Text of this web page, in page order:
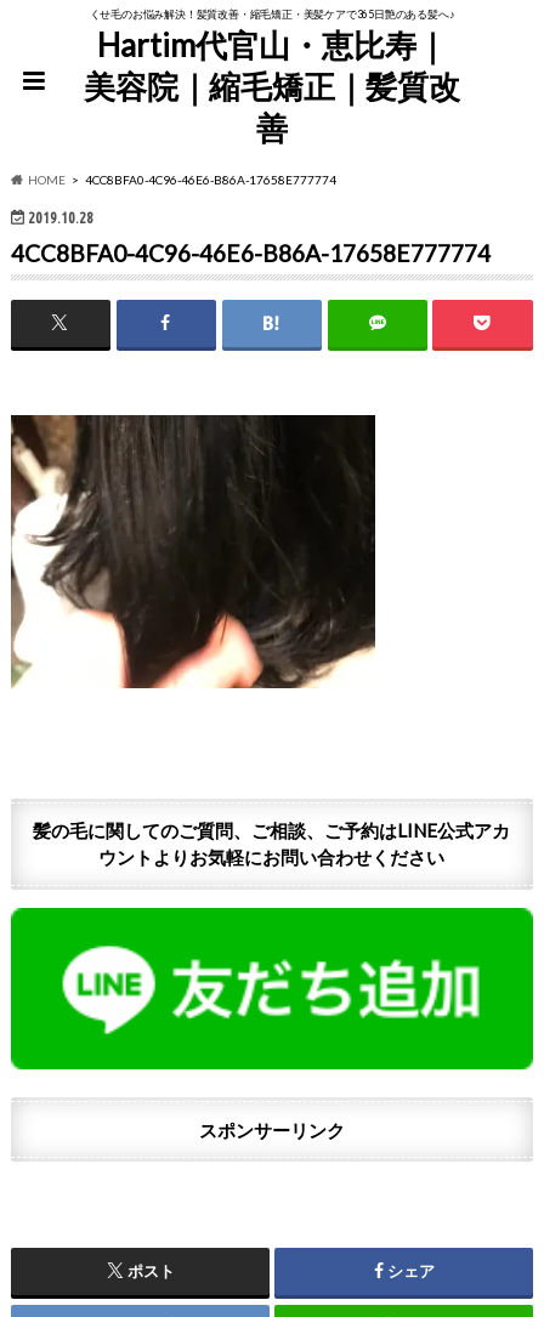
くせ毛のお悩み解決！髪質改善・縮毛矯正・美髪ケアで365日艶のある髪へ♪
Hartim代官山・恵比寿｜
美容院｜縮毛矯正｜髪質改
善
HOME 4CC8BFA0-4C96-46E6-B86A-17658E777774
2019.10.28
4CC8BFA0-4C96-46E6-B86A-17658E777774
髪の毛に関してのご質問、ご相談、ご予約はLINE公式アカ
ウントよりお気軽にお問い合わせください
スポンサーリンク
ポスト シェア